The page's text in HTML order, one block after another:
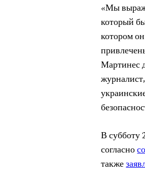
«Мы
который
котором
Мартинес
В субботу
согласно
также